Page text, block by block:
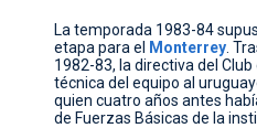
La temporada 1983-84
etapa para el
Monterrey .
1982-83, la directiva del
técnica del equipo al
quien cuatro años antes
de Fuerzas Básicas de la